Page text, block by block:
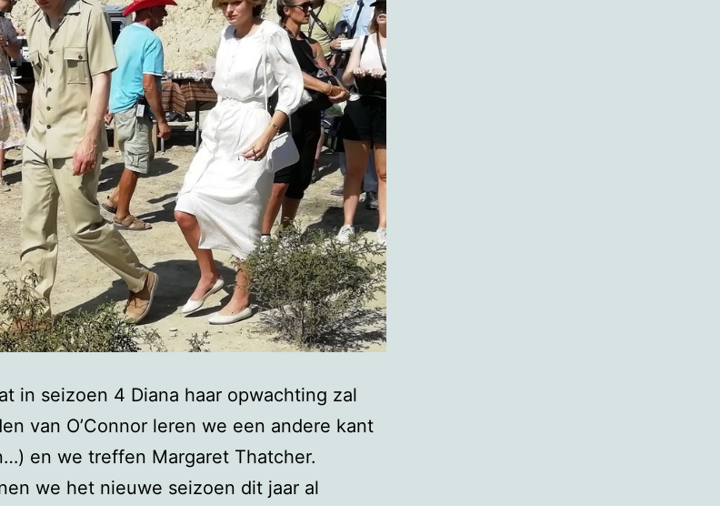
in seizoen 4 Diana haar opwachting zal
van O’Connor leren we een andere kant
en we treffen Margaret Thatcher.
we het nieuwe seizoen dit jaar al